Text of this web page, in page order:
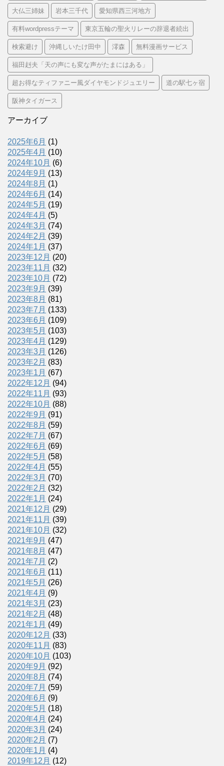
大仏三姉妹 岩本三千代 愛知県西三河地方
有料wordpressテーマ 東京五輪の聖火リレーの辞退者続出
検索避け 沖縄しいたけ田中 澪森 無料漫画サービス
福田赳夫「天の声にも変な声がたまにはある」
超お得なティファニー風ダイヤモンドジュエリー 道の駅七ヶ宿
阪神タイガース
アーカイブ
2025年6月 (1)
2025年4月 (10)
2024年10月 (6)
2024年9月 (13)
2024年8月 (1)
2024年6月 (14)
2024年5月 (19)
2024年4月 (5)
2024年3月 (74)
2024年2月 (39)
2024年1月 (37)
2023年12月 (20)
2023年11月 (32)
2023年10月 (72)
2023年9月 (39)
2023年8月 (81)
2023年7月 (133)
2023年6月 (109)
2023年5月 (103)
2023年4月 (129)
2023年3月 (126)
2023年2月 (83)
2023年1月 (67)
2022年12月 (94)
2022年11月 (93)
2022年10月 (88)
2022年9月 (91)
2022年8月 (59)
2022年7月 (67)
2022年6月 (69)
2022年5月 (58)
2022年4月 (55)
2022年3月 (70)
2022年2月 (32)
2022年1月 (24)
2021年12月 (29)
2021年11月 (39)
2021年10月 (32)
2021年9月 (47)
2021年8月 (47)
2021年7月 (2)
2021年6月 (11)
2021年5月 (26)
2021年4月 (9)
2021年3月 (23)
2021年2月 (48)
2021年1月 (49)
2020年12月 (33)
2020年11月 (83)
2020年10月 (103)
2020年9月 (92)
2020年8月 (74)
2020年7月 (59)
2020年6月 (9)
2020年5月 (18)
2020年4月 (24)
2020年3月 (24)
2020年2月 (7)
2020年1月 (4)
2019年12月 (12)